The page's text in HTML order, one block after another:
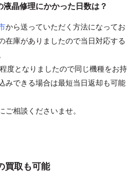
晶修理にかかった日数は？
から送っていただく方法になってお
在庫がありましたので当日対応する
度となりましたので同じ機種をお持
みできる場合は最短当日返却も可能
相談くださいませ。
買取も可能